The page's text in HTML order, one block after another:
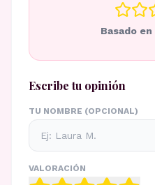
Basado en
Escribe tu opinión
TU NOMBRE (OPCIONAL)
VALORACIÓN